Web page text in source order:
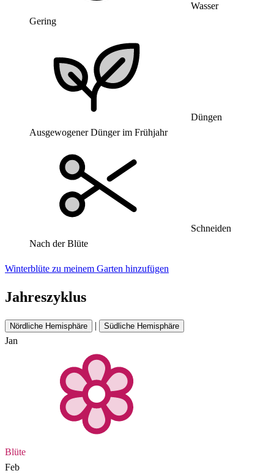
Wasser
Gering
Düngen
Ausgewogener Dünger im Frühjahr
Schneiden
Nach der Blüte
Winterblüte zu meinem Garten hinzufügen
Jahreszyklus
Nördliche Hemisphäre | Südliche Hemisphäre
Jan
Blüte
Feb